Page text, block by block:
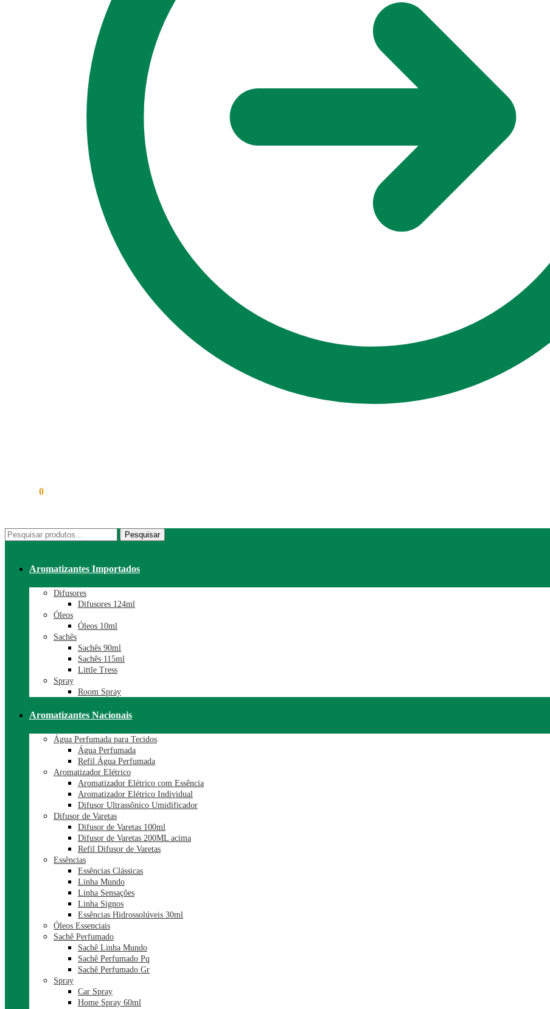
0
Pesquisar
por:
Pesquisar
Aromatizantes Importados
Difusores
Difusores 124ml
Óleos
Óleos 10ml
Sachês
Sachês 90ml
Sachês 115ml
Little Tress
Spray
Room Spray
Aromatizantes Nacionais
Água Perfumada para Tecidos
Água Perfumada
Refil Água Perfumada
Aromatizador Elétrico
Aromatizador Elétrico com Essência
Aromatizador Elétrico Individual
Difusor Ultrassônico Umidificador
Difusor de Varetas
Difusor de Varetas 100ml
Difusor de Varetas 200ML acima
Refil Difusor de Varetas
Essências
Essências Clássicas
Linha Mundo
Linha Sensações
Linha Signos
Essências Hidrossolúveis 30ml
Óleos Essenciais
Sachê Perfumado
Sachê Linha Mundo
Sachê Perfumado Pq
Sachê Perfumado Gr
Spray
Car Spray
Home Spray 60ml